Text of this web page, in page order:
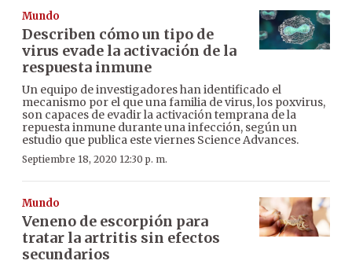
Mundo
Describen cómo un tipo de
virus evade la activación de la
respuesta inmune
Un equipo de investigadores han identificado el
mecanismo por el que una familia de virus, los poxvirus,
son capaces de evadir la activación temprana de la
repuesta inmune durante una infección, según un
estudio que publica este viernes Science Advances.
Septiembre 18, 2020 12:30 p. m.
Mundo
Veneno de escorpión para
tratar la artritis sin efectos
secundarios